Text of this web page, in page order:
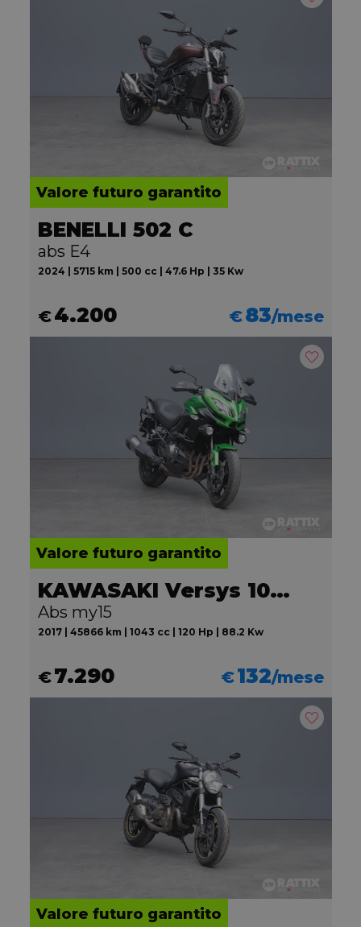
Valore futuro garantito
BENELLI 502 C
abs E4
2024 | 5715 km | 500 cc | 47.6 Hp | 35 Kw
€4.200 €83/mese
Valore futuro garantito
KAWASAKI Versys 1000
Abs my15
2017 | 45866 km | 1043 cc | 120 Hp | 88.2 Kw
€7.290 €132/mese
Valore futuro garantito